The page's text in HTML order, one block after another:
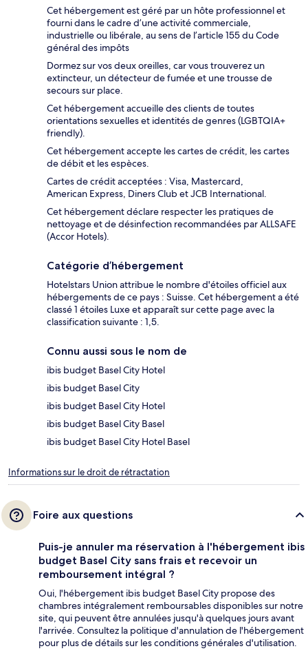
Cet hébergement est géré par un hôte professionnel et
fourni dans le cadre d’une activité commerciale,
industrielle ou libérale, au sens de l’article 155 du Code
général des impôts
Dormez sur vos deux oreilles, car vous trouverez un
extincteur, un détecteur de fumée et une trousse de
secours sur place.
Cet hébergement accueille des clients de toutes
orientations sexuelles et identités de genres (LGBTQIA+
friendly).
Cet hébergement accepte les cartes de crédit, les cartes
de débit et les espèces.
Cartes de crédit acceptées : Visa, Mastercard,
American Express, Diners Club et JCB International.
Cet hébergement déclare respecter les pratiques de
nettoyage et de désinfection recommandées par ALLSAFE
(Accor Hotels).
Catégorie d’hébergement
Hotelstars Union attribue le nombre d'étoiles officiel aux
hébergements de ce pays : Suisse. Cet hébergement a été
classé 1 étoiles Luxe et apparaît sur cette page avec la
classification suivante : 1,5.
Connu aussi sous le nom de
ibis budget Basel City Hotel
ibis budget Basel City
ibis budget Basel City Hotel
ibis budget Basel City Basel
ibis budget Basel City Hotel Basel
Informations sur le droit de rétractation
Foire aux questions
Puis-je annuler ma réservation à l'hébergement ibis
budget Basel City sans frais et recevoir un
remboursement intégral ?
Oui, l'hébergement ibis budget Basel City propose des
chambres intégralement remboursables disponibles sur notre
site, qui peuvent être annulées jusqu'à quelques jours avant
l'arrivée. Consultez la politique d'annulation de l'hébergement
pour plus de détails sur les conditions générales d'utilisation.